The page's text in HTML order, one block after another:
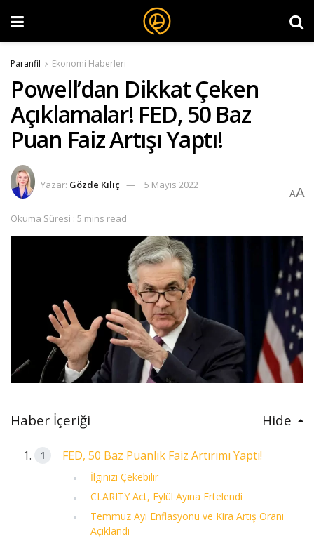
Paranfil Ekonomi Haberleri
Powell’dan Dikkat Çeken
Açıklamalar! FED, 50 Baz
Puan Faiz Artışı Yaptı!
Yazar: Gözde Kılıç 5 Mayıs 2022
Okuma Süresi : 5 mins read
AA
Haber İçeriği Hide
FED, 50 Baz Puanlık Faiz Artırımı Yaptı!
İlginizi Çekebilir
CLARITY Act, Eylül Ayına Ertelendi
Temmuz Ayı Enflasyonu ve Kira Artış Oranı
Açıklandı